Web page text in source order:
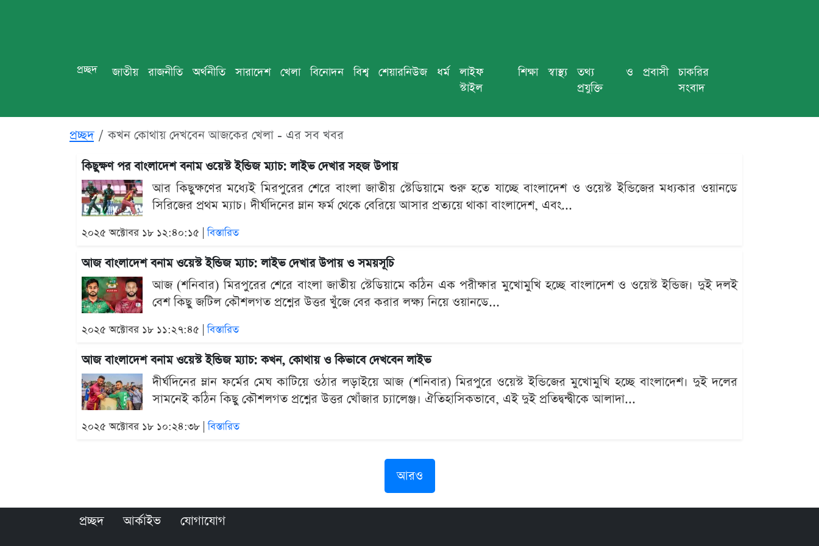
প্রচ্ছদ জাতীয় রাজনীতি অর্থনীতি সারাদেশ খেলা বিনোদন বিশ্ব শেয়ারনিউজ ধর্ম
লাইফ
স্টাইল
শিক্ষা স্বাস্থ্য
তথ্য ও
প্রযুক্তি
প্রবাসী
চাকরির
সংবাদ
প্রচ্ছদ কখন কোথায় দেখবেন আজকের খেলা - এর সব খবর
কিছুক্ষণ পর বাংলাদেশ বনাম ওয়েস্ট ইন্ডিজ ম্যাচ: লাইভ দেখার সহজ উপায়
আর কিছুক্ষণের মধ্যেই মিরপুরের শেরে বাংলা জাতীয় স্টেডিয়ামে শুরু হতে যাচ্ছে বাংলাদেশ ও ওয়েস্ট ইন্ডিজের মধ্যকার ওয়ানডে
সিরিজের প্রথম ম্যাচ। দীর্ঘদিনের ম্লান ফর্ম থেকে বেরিয়ে আসার প্রত্যয়ে থাকা বাংলাদেশ, এবং...
২০২৫ অক্টোবর ১৮ ১২:৪০:১৫ |বিস্তারিত
আজ বাংলাদেশ বনাম ওয়েস্ট ইন্ডিজ ম্যাচ: লাইভ দেখার উপায় ও সময়সূচি
আজ (শনিবার) মিরপুরের শেরে বাংলা জাতীয় স্টেডিয়ামে কঠিন এক পরীক্ষার মুখোমুখি হচ্ছে বাংলাদেশ ও ওয়েস্ট ইন্ডিজ। দুই দলই
বেশ কিছু জটিল কৌশলগত প্রশ্নের উত্তর খুঁজে বের করার লক্ষ্য নিয়ে ওয়ানডে...
২০২৫ অক্টোবর ১৮ ১১:২৭:৪৫ |বিস্তারিত
আজ বাংলাদেশ বনাম ওয়েস্ট ইন্ডিজ ম্যাচ: কখন, কোথায় ও কিভাবে দেখবেন লাইভ
দীর্ঘদিনের ম্লান ফর্মের মেঘ কাটিয়ে ওঠার লড়াইয়ে আজ (শনিবার) মিরপুরে ওয়েস্ট ইন্ডিজের মুখোমুখি হচ্ছে বাংলাদেশ। দুই দলের
সামনেই কঠিন কিছু কৌশলগত প্রশ্নের উত্তর খোঁজার চ্যালেঞ্জ। ঐতিহাসিকভাবে, এই দুই প্রতিদ্বন্দ্বীকে আলাদা...
২০২৫ অক্টোবর ১৮ ১০:২৪:৩৮ |বিস্তারিত
আরও
প্রচ্ছদ আর্কাইভ যোগাযোগ